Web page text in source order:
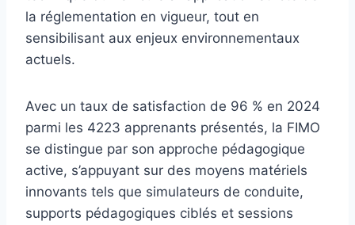
la réglementation en vigueur, tout en
sensibilisant aux enjeux environnementaux
actuels.
Avec un taux de satisfaction de 96 % en 2024
parmi les 4223 apprenants présentés, la FIMO
se distingue par son approche pédagogique
active, s’appuyant sur des moyens matériels
innovants tels que simulateurs de conduite,
supports pédagogiques ciblés et sessions